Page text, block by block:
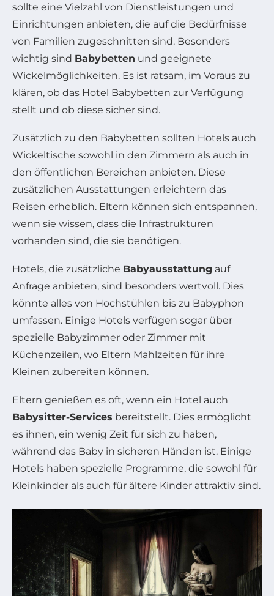
sollte eine Vielzahl von Dienstleistungen und
Einrichtungen anbieten, die auf die Bedürfnisse
von Familien zugeschnitten sind. Besonders
wichtig sind Babybetten und geeignete
Wickelmöglichkeiten. Es ist ratsam, im Voraus zu
klären, ob das Hotel Babybetten zur Verfügung
stellt und ob diese sicher sind.
Zusätzlich zu den Babybetten sollten Hotels auch
Wickeltische sowohl in den Zimmern als auch in
den öffentlichen Bereichen anbieten. Diese
zusätzlichen Ausstattungen erleichtern das
Reisen erheblich. Eltern können sich entspannen,
wenn sie wissen, dass die Infrastrukturen
vorhanden sind, die sie benötigen.
Hotels, die zusätzliche Babyausstattung auf
Anfrage anbieten, sind besonders wertvoll. Dies
könnte alles von Hochstühlen bis zu Babyphon
umfassen. Einige Hotels verfügen sogar über
spezielle Babyzimmer oder Zimmer mit
Küchenzeilen, wo Eltern Mahlzeiten für ihre
Kleinen zubereiten können.
Eltern genießen es oft, wenn ein Hotel auch
Babysitter-Services bereitstellt. Dies ermöglicht
es ihnen, ein wenig Zeit für sich zu haben,
während das Baby in sicheren Händen ist. Einige
Hotels haben spezielle Programme, die sowohl für
Kleinkinder als auch für ältere Kinder attraktiv sind.